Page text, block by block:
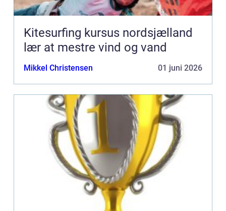
Kitesurfing kursus nordsjælland
lær at mestre vind og vand
Mikkel Christensen 01 juni 2026